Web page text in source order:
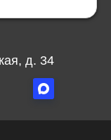
д. 34